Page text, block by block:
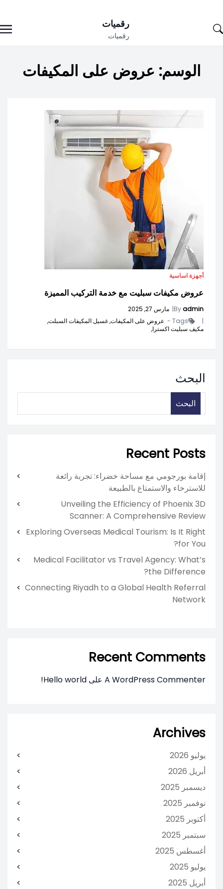
to
رقميات
رقميات
الوسم: عروض على المكيفات
أجهزة اساسية
عروض مكيفات سبليت مع خدمة التركيب المميزة
Byadmin
| مارس 27, 2025
|
Tags - عروض على المكيفات,غسيل المكيفات السبلت,
مكيف سبليت اكسترا,
البحث
البحث
Recent Posts
إقامة بورجومي مع مساحة خضراء: تجربة رائعة
للاسترخاء والاستمتاع بالطبيعة
Unveiling the Efficiency of Phoenix 3D
Scanner: A Comprehensive Review
Exploring Overseas Medical Tourism: Is It Right
for You?
Medical Facilitator vs Travel Agency: What’s
the Difference?
Connecting Riyadh to a Global Health Referral
Network
Recent Comments
A WordPress Commenter على Hello world!
Archives
يوليو 2026
أبريل 2026
ديسمبر 2025
نوفمبر 2025
أكتوبر 2025
سبتمبر 2025
أغسطس 2025
يوليو 2025
أبريل 2025